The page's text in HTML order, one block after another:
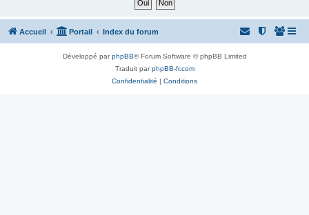
Accueil Portail Index du forum
Développé parphpBB® Forum Software © phpBB Limited
Traduit parphpBB-fr.com
Confidentialité | Conditions